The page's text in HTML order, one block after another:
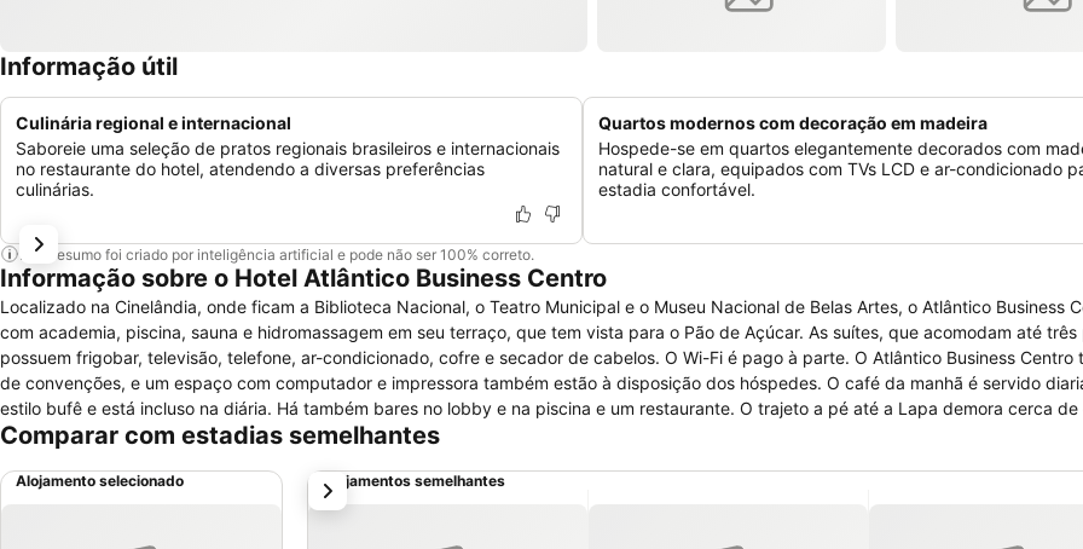
Informação útil
Culinária regional e internacional
Saboreie uma seleção de pratos regionais brasileiros e internacionais
no restaurante do hotel, atendendo a diversas preferências
culinárias.
Quartos modernos com decoração em madeira
Hospede-se em quartos elegantemente decorados com
natural e clara, equipados com TVs LCD e ar-condicionado
estadia confortável.
Este resumo foi criado por inteligência artificial e pode não ser 100% correto.
Informação sobre o Hotel Atlântico Business Centro
Localizado na Cinelândia, onde ficam a Biblioteca Nacional, o Teatro Municipal e o Museu Nacional de Belas Artes, o Atlântico Business
com academia, piscina, sauna e hidromassagem em seu terraço, que tem vista para o Pão de Açúcar. As suítes, que acomodam até três pessoas,
possuem frigobar, televisão, telefone, ar-condicionado, cofre e secador de cabelos. O Wi-Fi é pago à parte. O Atlântico Business Centro tem centro
de convenções, e um espaço com computador e impressora também estão à disposição dos hóspedes. O café da manhã é servido diariamente no
estilo bufê e está incluso na diária. Há também bares no lobby e na piscina e um restaurante. O trajeto a pé até a Lapa demora cerca de dez minutos.
De carro, leva-se 15 até a Praia de Copacabana e cerca de 30 até o Corcovado.
Comparar com estadias semelhantes
Alojamento selecionado Alojamentos semelhantes
próximo